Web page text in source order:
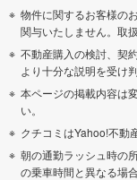
物件に関するお客様の
関与いたしません。取
不動産購入の検討、契
より十分な説明を受け
本ページの掲載内容は
い。
クチコミはYahoo!不動
朝の通勤ラッシュ時の
の乗車時間と異なる場